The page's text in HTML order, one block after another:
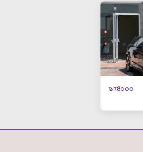
₪78000